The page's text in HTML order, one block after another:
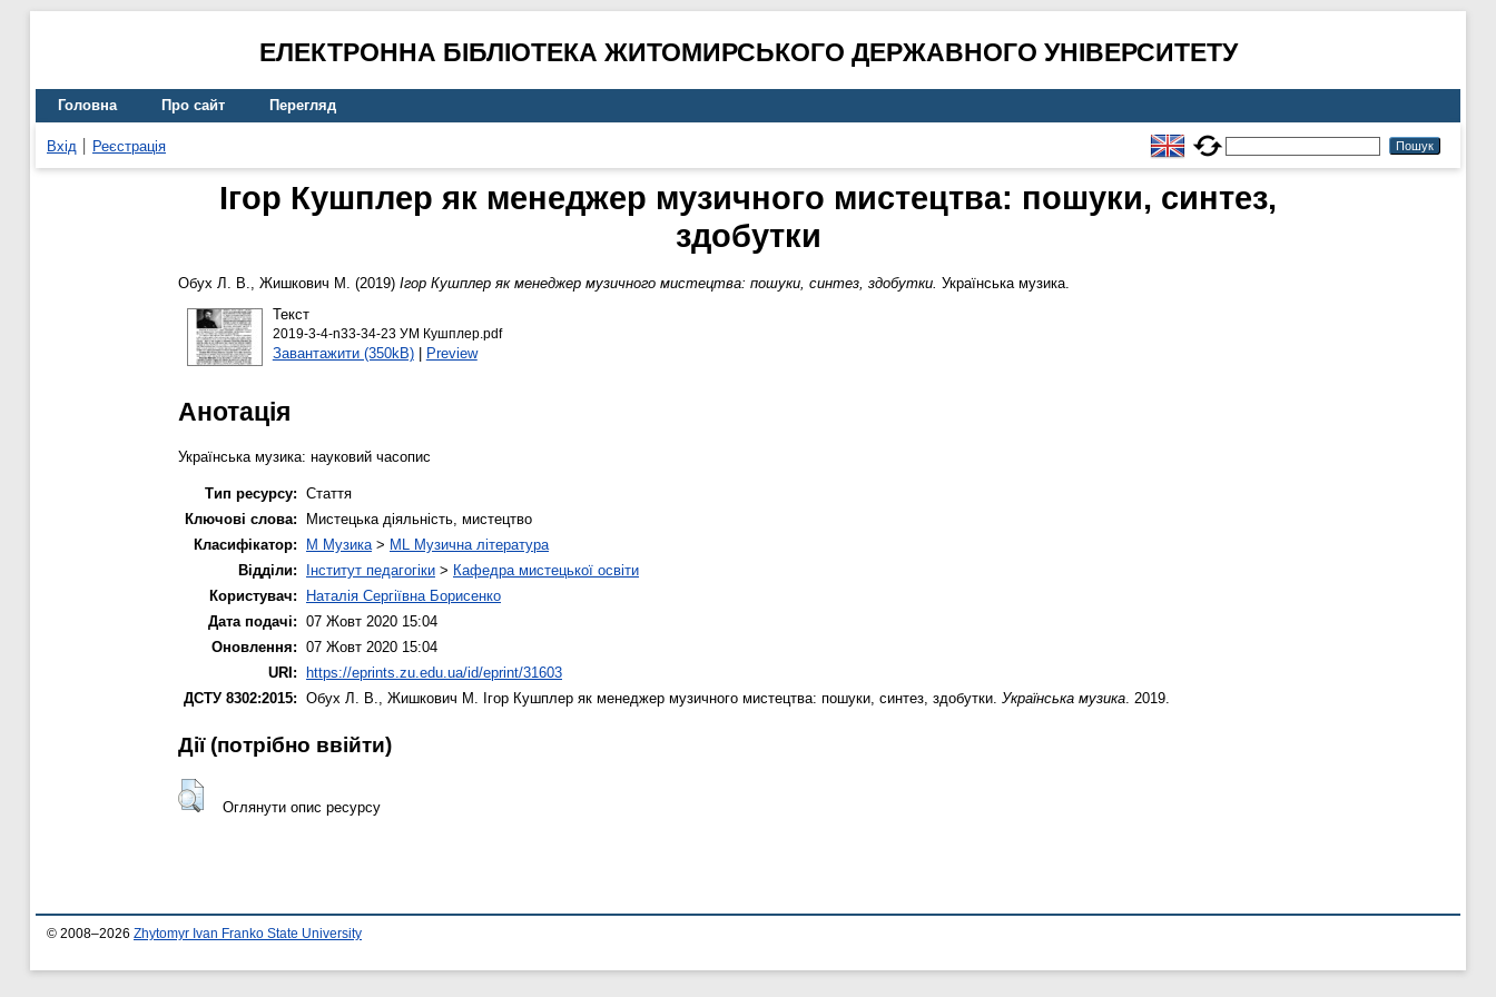
ЕЛЕКТРОННА БІБЛІОТЕКА ЖИТОМИРСЬКОГО ДЕРЖАВНОГО УНІВЕРСИТЕТУ
Головна Про сайт Перегляд
Вхід Реєстрація
Ігор Кушплер як менеджер музичного мистецтва: пошуки, синтез,
здобутки
Обух Л. В., Жишкович М. (2019) Ігор Кушплер як менеджер музичного мистецтва: пошуки, синтез, здобутки. Українська музика.
Текст
2019-3-4-n33-34-23 УМ Кушплер.pdf
Завантажити (350kB)| Preview
Анотація
Українська музика: науковий часопис
Тип ресурсу: Стаття
Ключові слова:
Мистецька діяльність, мистецтво
Класифікатор:
M Музика > ML Музична література
Відділи:
Інститут педагогіки > Кафедра мистецької освіти
Користувач:
Наталія Сергіївна Борисенко
Дата подачі: 07 Жовт 2020 15:04
Оновлення: 07 Жовт 2020 15:04
URI: https://eprints.zu.edu.ua/id/eprint/31603
ДСТУ 8302:2015: Обух Л. В. Жишкович М. Ігор Кушплер як менеджер музичного мистецтва: пошуки, синтез, здобутки. Українська музика . 2019.
Дії ​​(потрібно ввійти)
Оглянути опис ресурсу
© 2008–2026 Zhytomyr Ivan Franko State University